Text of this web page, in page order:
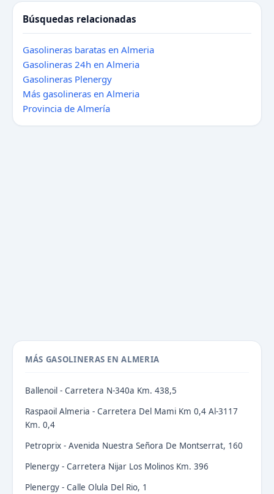
Búsquedas relacionadas
Gasolineras baratas en Almeria
Gasolineras 24h en Almeria
Gasolineras Plenergy
Más gasolineras en Almeria
Provincia de Almería
MÁS GASOLINERAS EN ALMERIA
Ballenoil - Carretera N-340a Km. 438,5
Raspaoil Almeria - Carretera Del Mami Km 0,4 Al-3117
Km. 0,4
Petroprix - Avenida Nuestra Señora De Montserrat, 160
Plenergy - Carretera Nijar Los Molinos Km. 396
Plenergy - Calle Olula Del Rio, 1